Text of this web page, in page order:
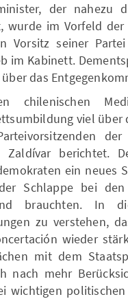
der nahezu
wurde im Vorfeld
Vorsitz seiner
im Kabinett.
über das
chilenischen
viel über
Zaldívar berichtet.
ein neues
Schlappe bei
brauchten. In
zu verstehen,
wieder
mit dem
nach mehr
wichtigen